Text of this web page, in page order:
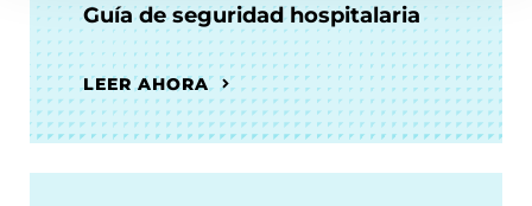
Guía de seguridad hospitalaria
LEER AHORA